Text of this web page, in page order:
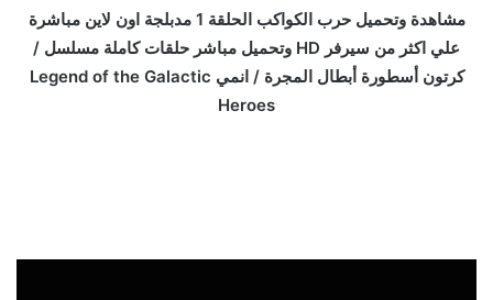
مشاهدة وتحميل حرب الكواكب الحلقة 1 مدبلجة اون لاين مباشرة
علي اكثر من سيرفر HD وتحميل مباشر حلقات كاملة مسلسل /
كرتون أسطورة أبطال المجرة / انمي Legend of the Galactic
Heroes